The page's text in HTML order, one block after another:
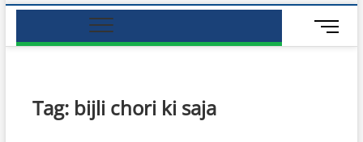
M
e
Tag: bijli chori ki saja